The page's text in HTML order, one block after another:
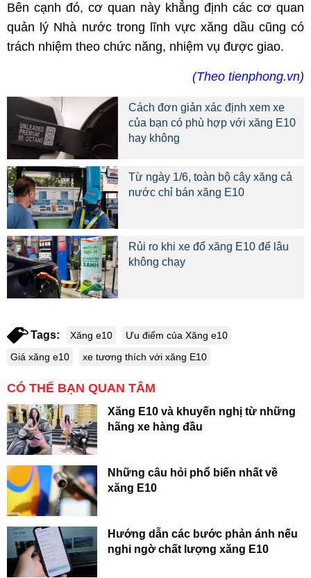
Bên cạnh đó, cơ quan này khẳng định các cơ quan
quản lý Nhà nước trong lĩnh vực xăng dầu cũng có
trách nhiệm theo chức năng, nhiệm vụ được giao.
(Theo tienphong.vn)
Cách đơn giản xác định xem xe
của bạn có phù hợp với xăng E10
hay không
Từ ngày 1/6, toàn bộ cây xăng cả
nước chỉ bán xăng E10
Rủi ro khi xe đổ xăng E10 để lâu
không chạy
Tags: Xăng e10
Ưu điểm của Xăng e10
Giá xăng e10
xe tương thích với xăng E10
CÓ THỂ BẠN QUAN TÂM
Xăng E10 và khuyến nghị từ những
hãng xe hàng đầu
Những câu hỏi phổ biến nhất về
xăng E10
Hướng dẫn các bước phản ánh nếu
nghi ngờ chất lượng xăng E10